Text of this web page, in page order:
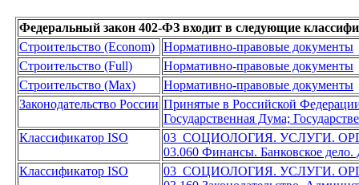
Федеральный закон 402-ФЗ входит в следующие
Строительство (Econom)
Нормативно-правовые документы
Строительство (Full)
Нормативно-правовые документы
Строительство (Max)
Нормативно-правовые документы
Законодательство России Принятые в Российской
Государственная Дума;
Классификатор ISO
03 СОЦИОЛОГИЯ. УСЛУГИ.
03.060 Финансы. Банковское
Классификатор ISO
03 СОЦИОЛОГИЯ. УСЛУГИ.